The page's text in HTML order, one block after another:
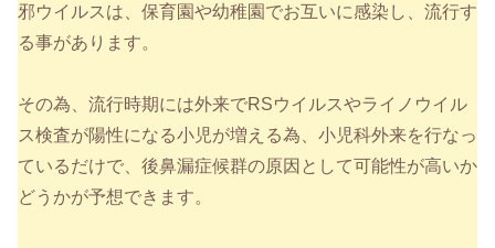
邪ウイルスは、保育園や幼稚園でお互いに感染し、流行す
る事があります。
その為、流行時期には外来でRSウイルスやライノウイル
ス検査が陽性になる小児が増える為、小児科外来を行なっ
ているだけで、後鼻漏症候群の原因として可能性が高いか
どうかが予想できます。